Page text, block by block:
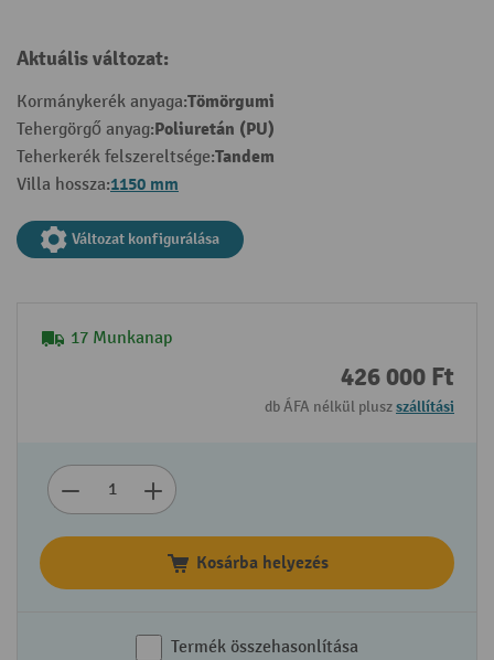
Aktuális változat:
Kormánykerék anyaga:Tömörgumi
Tehergörgő anyag:Poliuretán (PU)
Teherkerék felszereltsége:Tandem
Villa hossza:1150 mm
Változat konfigurálása
17 Munkanap
426 000 Ft
db ÁFA nélkül pluszszállítási
Kosárba helyezés
Termék összehasonlítása